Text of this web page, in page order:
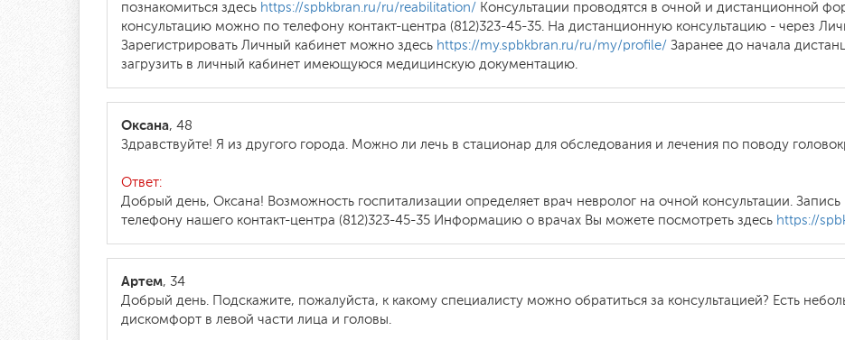
познакомиться здесь https://spbkbran.ru/ru/reabilitation/ Консультации проводятся в очной и дистанционной
консультацию можно по телефону контакт-центра (812)323-45-35. На дистанционную консультацию - через
Зарегистрировать Личный кабинет можно здесь https://my.spbkbran.ru/ru/my/profile/ Заранее до начала
загрузить в личный кабинет имеющуюся медицинскую документацию.
Оксана, 48
Здравствуйте! Я из другого города. Можно ли лечь в стационар для обследования и лечения по поводу
Ответ:
Добрый день, Оксана! Возможность госпитализации определяет врач невролог на очной консультации.
телефону нашего контакт-центра (812)323-45-35 Информацию о врачах Вы можете посмотреть здесь https://
Артем, 34
Добрый день. Подскажите, пожалуйста, к какому специалисту можно обратиться за консультацией? Есть
дискомфорт в левой части лица и головы.